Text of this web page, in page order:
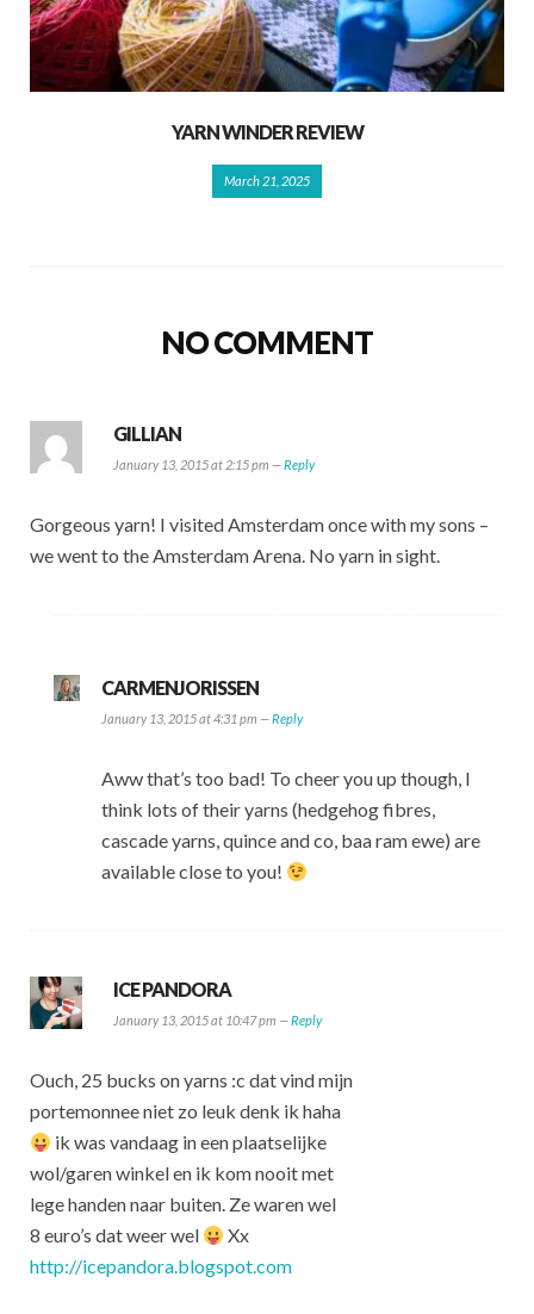
YARN WINDER REVIEW
March 21, 2025
NO COMMENT
GILLIAN
January 13, 2015 at 2:15 pm —Reply
Gorgeous yarn! I visited Amsterdam once with my sons –
we went to the Amsterdam Arena. No yarn in sight.
CARMENJORISSEN
January 13, 2015 at 4:31 pm —Reply
Aww that’s too bad! To cheer you up though, I
think lots of their yarns (hedgehog fibres,
cascade yarns, quince and co, baa ram ewe) are
available close to you!
ICE PANDORA
January 13, 2015 at 10:47 pm —Reply
Ouch, 25 bucks on yarns :c dat vind mijn
portemonnee niet zo leuk denk ik haha
ik was vandaag in een plaatselijke
wol/garen winkel en ik kom nooit met
lege handen naar buiten. Ze waren wel
8 euro’s dat weer wel
Xx
http://icepandora.blogspot.com